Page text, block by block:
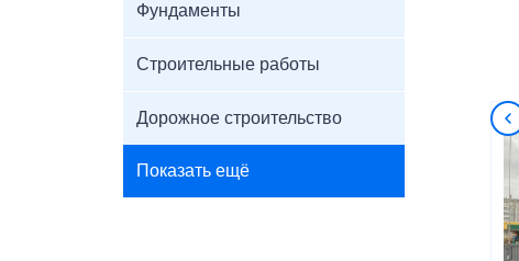
Фундаменты
Строительные работы
Дорожное строительство
Показать ещё